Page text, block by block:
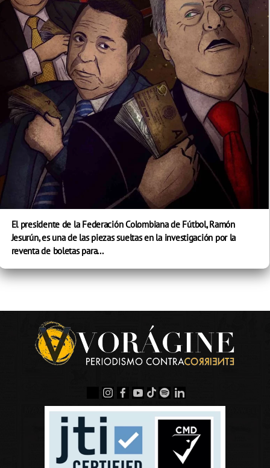
El presidente de la Federación Colombiana de Fútbol, Ramón
Jesurún, es una de las piezas sueltas en la investigación por la
reventa de boletas para...